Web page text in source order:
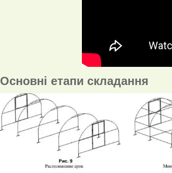
Основні етапи складання